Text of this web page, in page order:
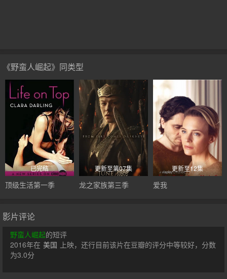
《野蛮人崛起》同类型
已完结
顶级生活第一季
更新至第07集
龙之家族第三季
更新至12集
爱我
影片评论
野蛮人崛起的短评
2016年在 美国 上映，还行目前该片在豆瓣的评分中等较好，分数
为3.0分